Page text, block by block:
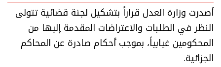
أصدرت وزارة العدل قراراً بتشكيل لجنة قضائية تتولى
النظر في الطلبات والاعتراضات المقدمة إليها من
المحكومين غيابياً، بموجب أحكام صادرة عن المحاكم
الجزائية.